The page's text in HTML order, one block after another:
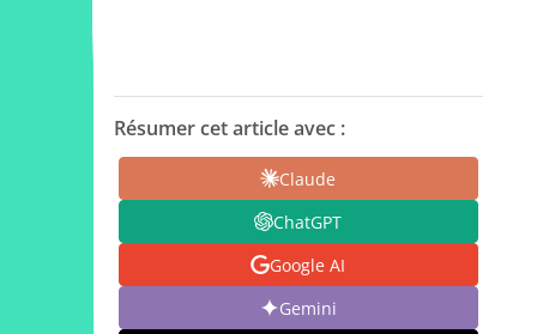
Résumer cet article avec :
Claude
ChatGPT
Google AI
Gemini